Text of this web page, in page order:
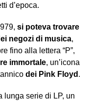
d’epoca.
si poteva trovare
negozi di musica,
fino alla lettera “P”,
immortale, un’icona
dei Pink Floyd .
lunga serie di LP, un